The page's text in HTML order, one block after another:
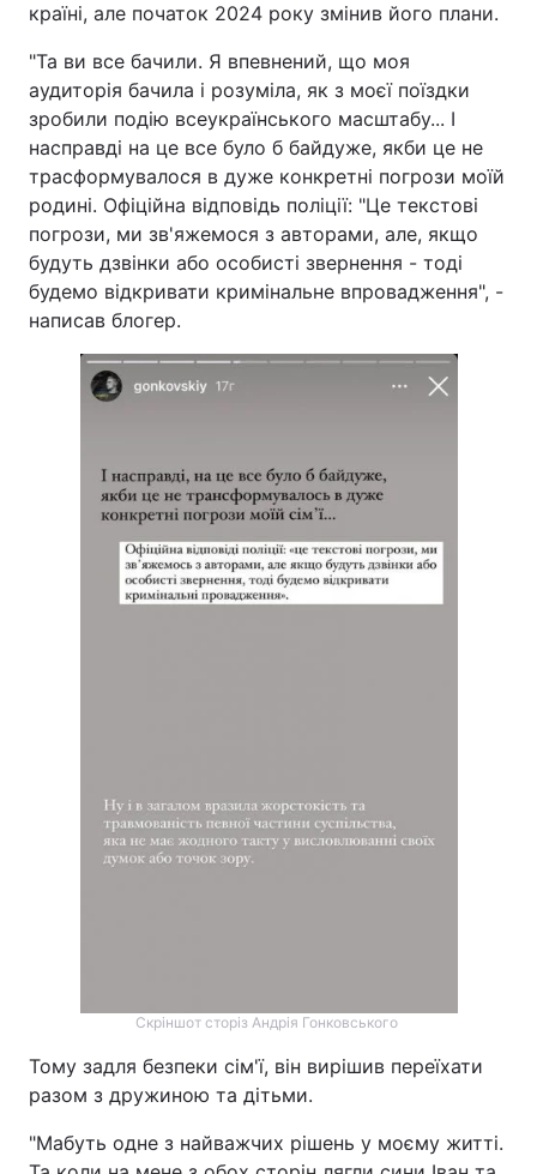
країні, але початок 2024 року змінив його плани.
"Та ви все бачили. Я впевнений, що моя
аудиторія бачила і розуміла, як з моєї поїздки
зробили подію всеукраїнського масштабу... І
насправді на це все було б байдуже, якби це не
трасформувалося в дуже конкретні погрози моїй
родині. Офіційна відповідь поліції: "Це текстові
погрози, ми зв'яжемося з авторами, але, якщо
будуть дзвінки або особисті звернення - тоді
будемо відкривати кримінальне впровадження", -
написав блогер.
Скріншот сторіз Андрія Гонковського
Тому задля безпеки сім'ї, він вирішив переїхати
разом з дружиною та дітьми.
"Мабуть одне з найважчих рішень у моєму житті.